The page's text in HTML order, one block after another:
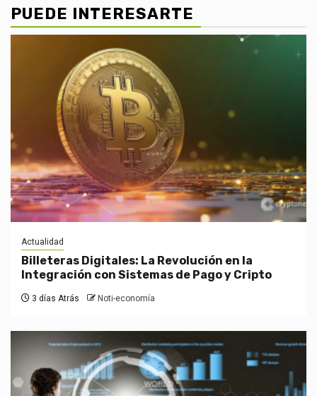
PUEDE INTERESARTE
Actualidad
Billeteras Digitales: La Revolución en la
Integración con Sistemas de Pago y Cripto
3 días Atrás Noti-economía